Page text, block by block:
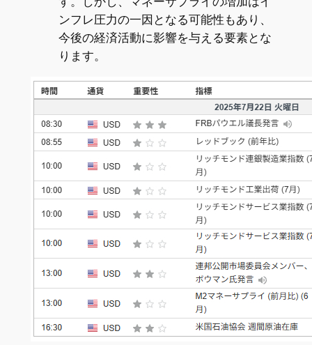
ンフレ圧力の一因となる可能性もあり、
今後の経済活動に影響を与える要素とな
ります。